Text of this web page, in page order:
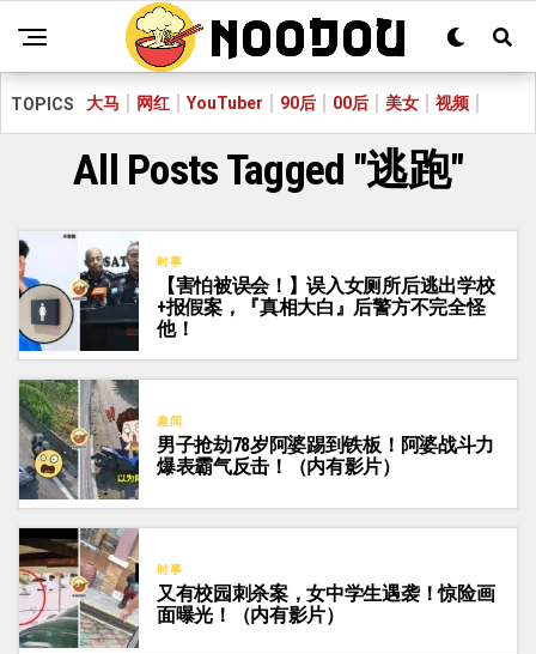
TOPICS 大马 网红 YouTuber 90后 00后 美女 视频
All Posts Tagged "逃跑"
时事
【害怕被误会！】误入女厕所后逃出学校
+报假案，『真相大白』后警方不完全怪
他！
趣闻
男子抢劫78岁阿婆踢到铁板！阿婆战斗力
爆表霸气反击！（内有影片）
时事
又有校园刺杀案，女中学生遇袭！惊险画
面曝光！（内有影片）